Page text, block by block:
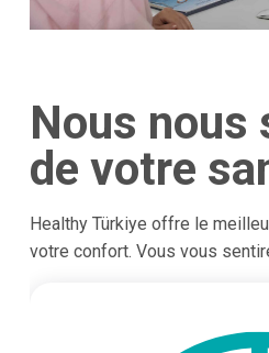
Nous nous
de votre
Healthy Türkiye offre le
votre confort. Vous vous